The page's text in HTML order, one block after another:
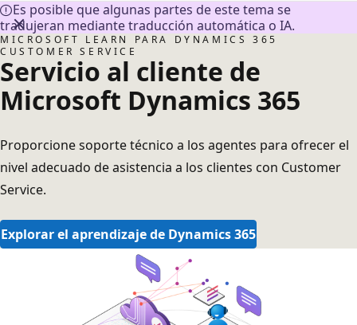
Es posible que algunas partes de este tema se
tradujeran mediante traducción automática o IA.
MICROSOFT LEARN PARA DYNAMICS 365
CUSTOMER SERVICE
Servicio al cliente de
Microsoft Dynamics 365
Proporcione soporte técnico a los agentes para ofrecer el
nivel adecuado de asistencia a los clientes con Customer
Service.
Explorar el aprendizaje de Dynamics 365